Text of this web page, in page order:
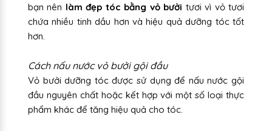
bạn nên làm đẹp tóc bằng vỏ bưởi tươi vì vỏ tươi
chứa nhiều tinh dầu hơn và hiệu quả dưỡng tóc tốt
hơn.
Cách nấu nước vỏ bưởi gội đầu
Vỏ bưởi dưỡng tóc được sử dụng để nấu nước gội
đầu nguyên chất hoặc kết hợp với một số loại thực
phẩm khác để tăng hiệu quả cho tóc.